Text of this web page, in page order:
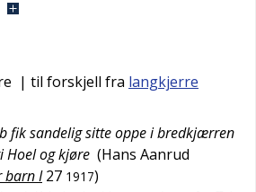
| til forskjell fra langkjerre
fik sandelig sitte oppe i bredkjærren
Hoel og kjøre (Hans Aanrud
barn I 27 1917)